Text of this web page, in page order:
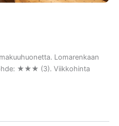
Lomarenkaan
★★★ (3). Viikkohinta